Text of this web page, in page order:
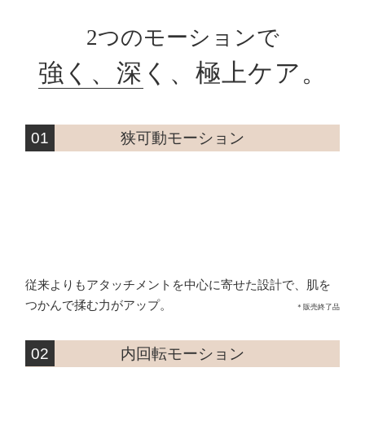
2つのモーションで
強く、深く、極上ケア。
01 狭可動モーション
従来よりもアタッチメントを中心に寄せた設計で、肌を
つかんで揉む力がアップ。
＊販売終了品
02 内回転モーション